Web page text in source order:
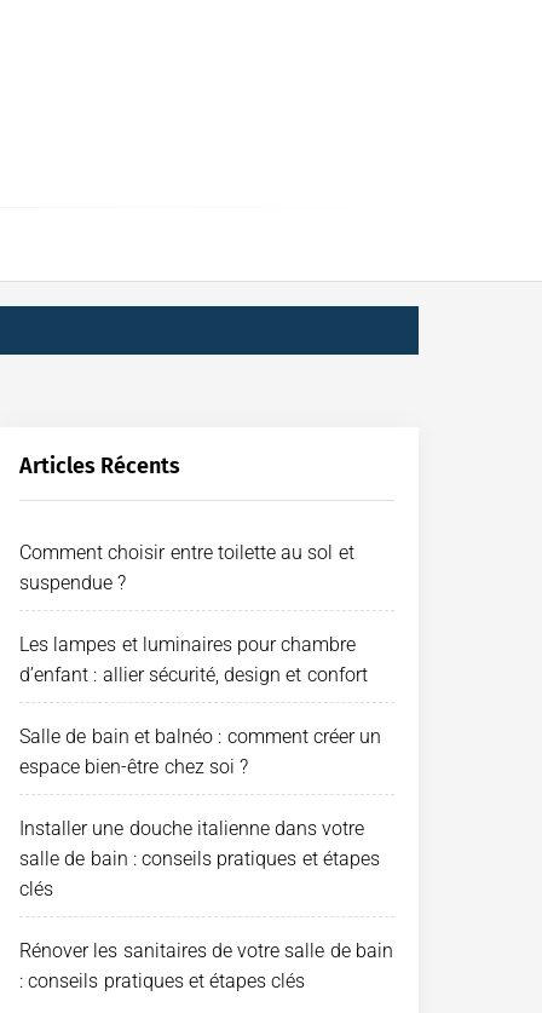
Articles Récents
Comment choisir entre toilette au sol et
suspendue ?
Les lampes et luminaires pour chambre
d’enfant : allier sécurité, design et confort
Salle de bain et balnéo : comment créer un
espace bien-être chez soi ?
Installer une douche italienne dans votre
salle de bain : conseils pratiques et étapes
clés
Rénover les sanitaires de votre salle de bain
: conseils pratiques et étapes clés